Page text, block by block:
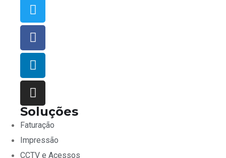
Soluções
Faturação
Impressão
CCTV e Acessos